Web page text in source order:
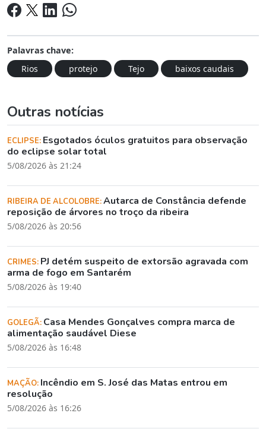
Palavras chave:
Rios
protejo Tejo baixos caudais
Outras notícias
ECLIPSE: Esgotados óculos gratuitos para observação
do eclipse solar total
5/08/2026 às 21:24
RIBEIRA DE ALCOLOBRE:Autarca de Constância defende
reposição de árvores no troço da ribeira
5/08/2026 às 20:56
CRIMES: PJ detém suspeito de extorsão agravada com
arma de fogo em Santarém
5/08/2026 às 19:40
GOLEGÃ: Casa Mendes Gonçalves compra marca de
alimentação saudável Diese
5/08/2026 às 16:48
MAÇÃO: Incêndio em S. José das Matas entrou em
resolução
5/08/2026 às 16:26